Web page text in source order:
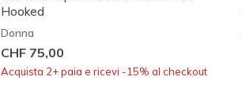
Hooked
Donna
CHF 75,00
Acquista 2+ paia e ricevi -15% al checkout